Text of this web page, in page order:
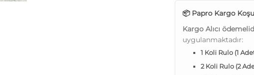
📦 Papro Kargo
Kargo Alıcı
uygulanmaktadır:
1 Koli Rulo (1
2 Koli Rulo (2